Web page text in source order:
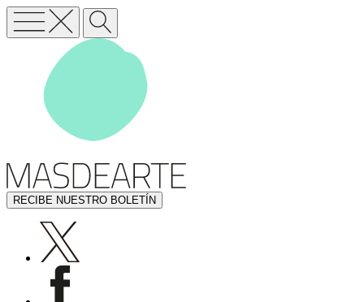
RECIBE NUESTRO BOLETÍN